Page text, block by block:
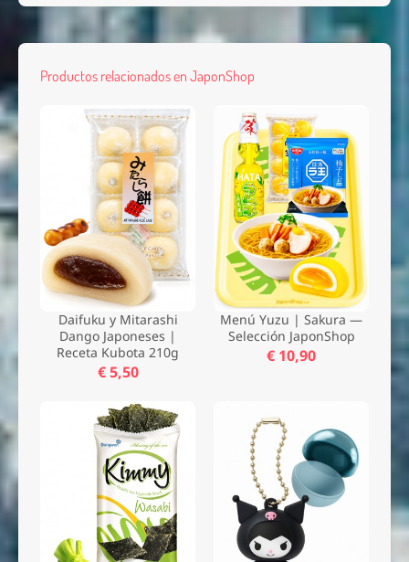
Productos relacionados en JaponShop
Daifuku y Mitarashi
Dango Japoneses |
Receta Kubota 210g
€ 5,50
Menú Yuzu | Sakura —
Selección JaponShop
€ 10,90